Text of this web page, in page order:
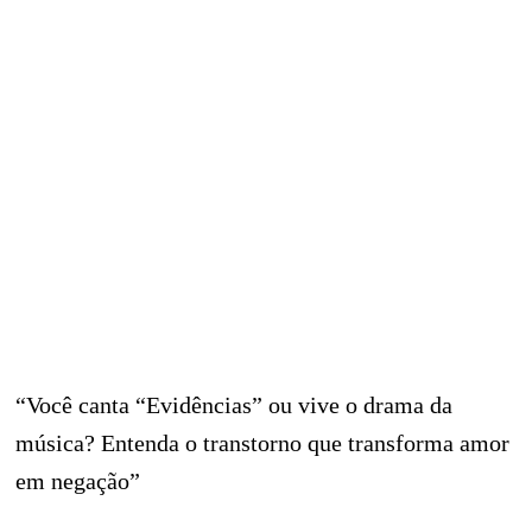
“Você canta “Evidências” ou vive o drama da
música? Entenda o transtorno que transforma amor
em negação”